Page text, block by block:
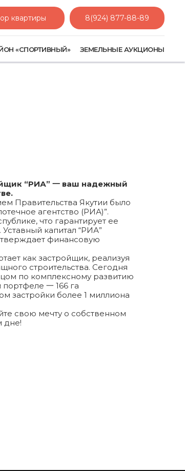
квартиры 8(924) 877-88-89
«СПОРТИВНЫЙ» ЗЕМЕЛЬНЫЕ АУКЦИОНЫ
“РИА” 一 ваш надежный
Правительства Якутии было
агентство (РИА)”.
что гарантирует ее
капитал “РИА”
финансовую
как застройщик, реализуя
строительства. Сегодня
по комплексному развитию
一 166 га
застройки более 1 миллиона
свою мечту о собственном
дне!